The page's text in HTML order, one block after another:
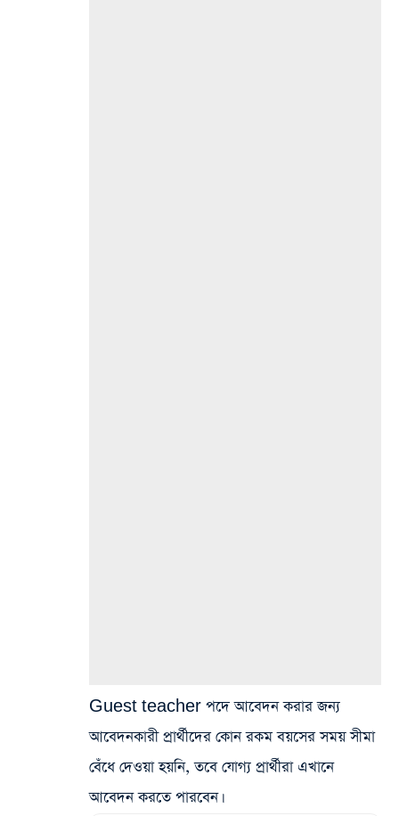
Guest teacher পদে আবেদন করার জন্য
আবেদনকারী প্রার্থীদের কোন রকম বয়সের সময় সীমা
বেঁধে দেওয়া হয়নি, তবে যোগ্য প্রার্থীরা এখানে
আবেদন করতে পারবেন।